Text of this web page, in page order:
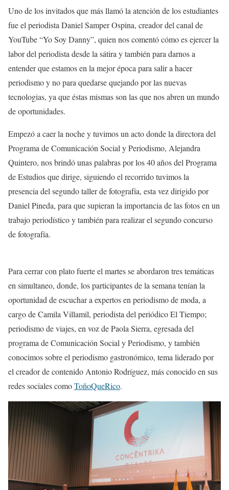
Uno de los invitados que más llamó la atención de los estudiantes
fue el periodista Daniel Samper Ospina, creador del canal de
YouTube “Yo Soy Danny”, quien nos comentó cómo es ejercer la
labor del periodista desde la sátira y también para darnos a
entender que estamos en la mejor época para salir a hacer
periodismo y no para quedarse quejando por las nuevas
tecnologias, ya que éstas mismas son las que nos abren un mundo
de oportunidades.
Empezó a caer la noche y tuvimos un acto donde la directora del
Programa de Comunicación Social y Periodismo, Alejandra
Quintero, nos brindó unas palabras por los 40 años del Programa
de Estudios que dirige, siguiendo el recorrido tuvimos la
presencia del segundo taller de fotografía, esta vez dirigido por
Daniel Pineda, para que supieran la importancia de las fotos en un
trabajo periodístico y también para realizar el segundo concurso
de fotografía.
Para cerrar con plato fuerte el martes se abordaron tres temáticas
en simultaneo, donde, los participantes de la semana tenían la
oportunidad de escuchar a expertos en periodismo de moda, a
cargo de Camila Villamil, periodista del periódico El Tiempo;
periodismo de viajes, en voz de Paola Sierra, egresada del
programa de Comunicación Social y Periodismo, y también
conocimos sobre el periodismo gastronómico, tema liderado por
el creador de contenido Antonio Rodríguez, más conocido en sus
redes sociales comoToñoQueRico.